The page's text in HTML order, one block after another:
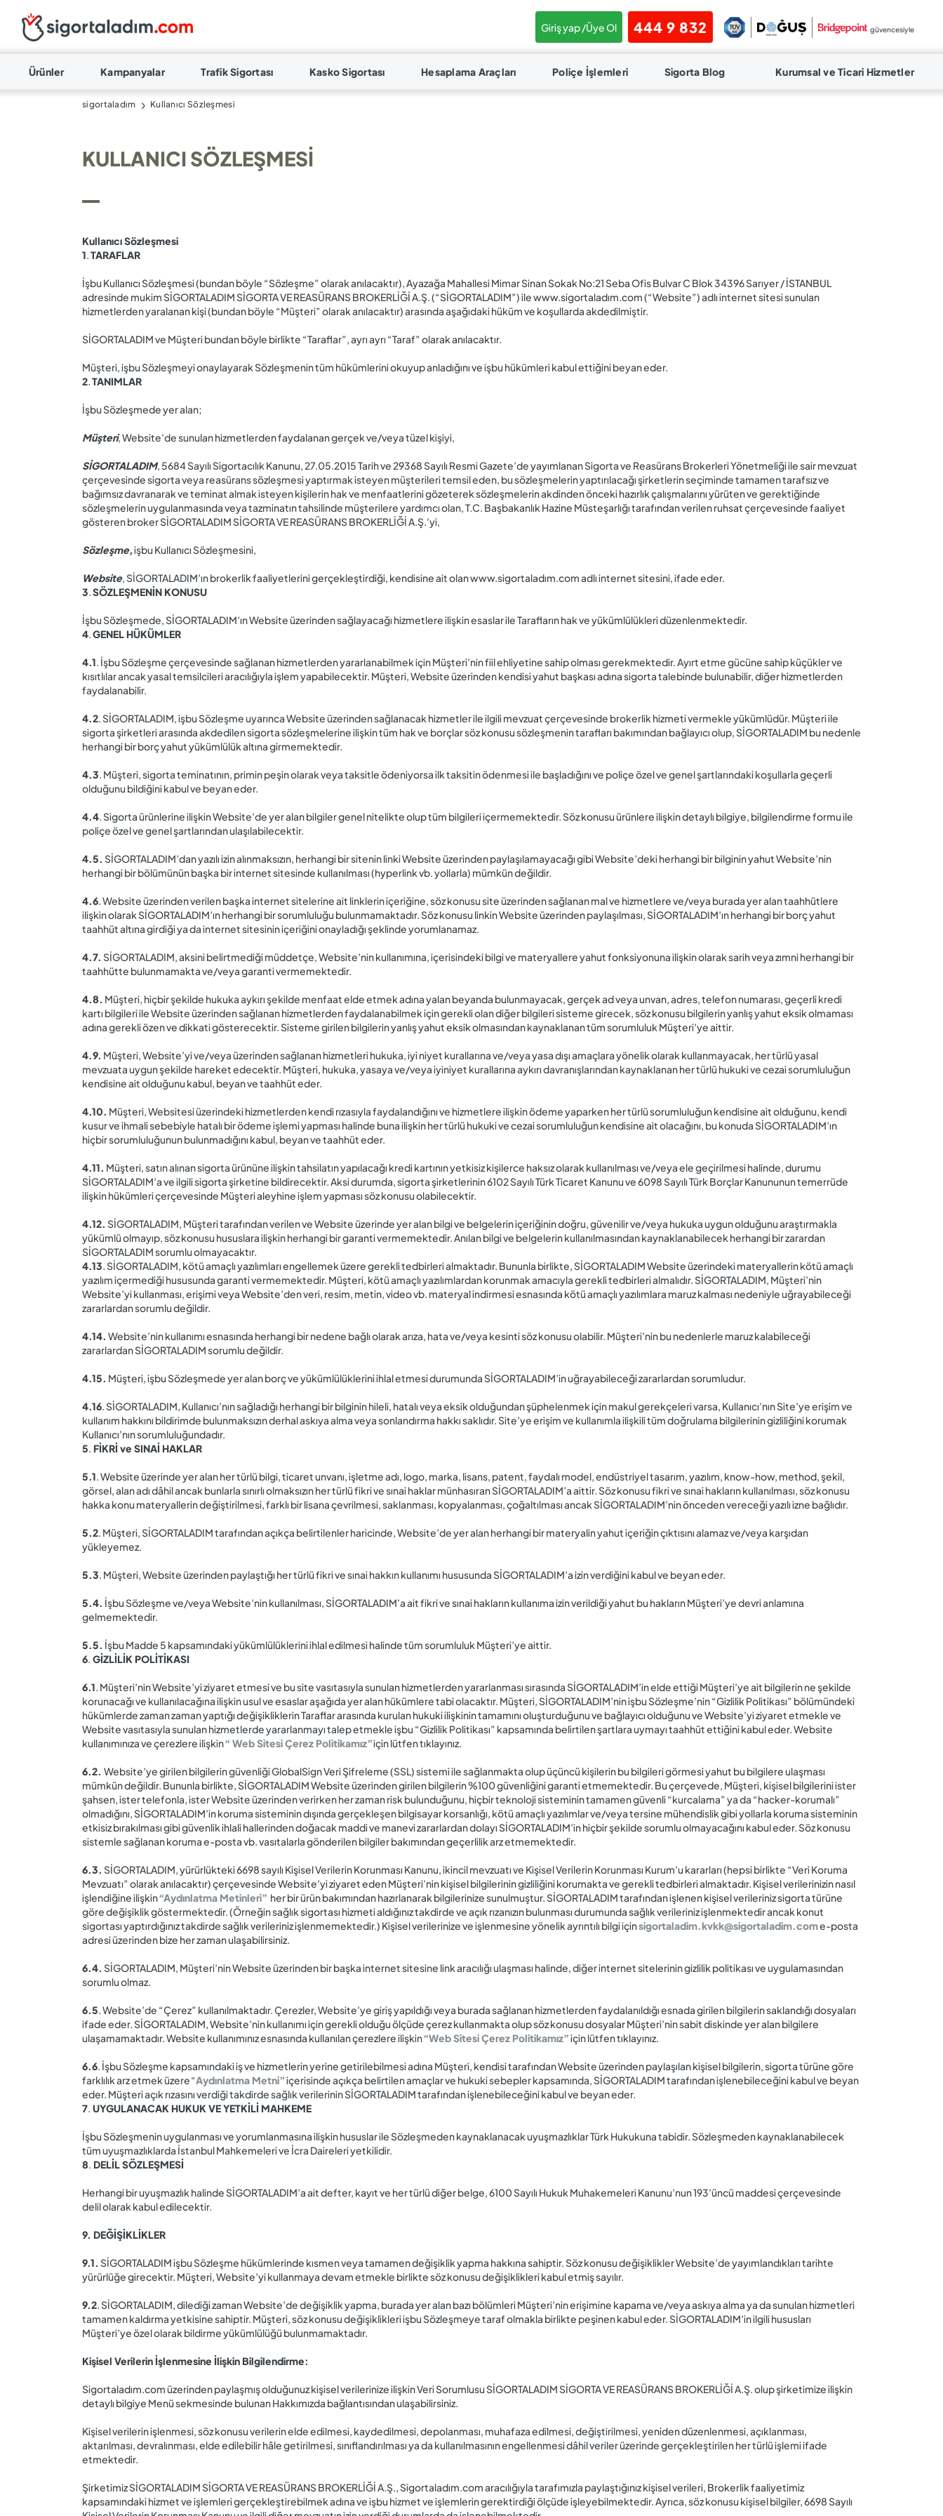
Giriş yap /Üye Ol 444 9 832 güvencesiyle
Ürünler Kampanyalar Trafik Sigortası Kasko Sigortası Hesaplama Araçları Poliçe İşlemleri Sigorta Blog Kurumsal ve Ticari Hizmetler
sigortaladım Kullanıcı Sözleşmesi
KULLANICI SÖZLEŞMESI
Kullanıcı Sözleşmesi
1.TARAFLAR
İşbu Kullanıcı Sözleşmesi (bundan böyle “Sözleşme” olarak anılacaktır), Ayazağa Mahallesi Mimar Sinan Sokak No:21 Seba Ofis Bulvar C Blok 34396 Sarıyer / İSTANBUL
adresinde mukim SİGORTALADIM SİGORTA VE REASÜRANS BROKERLİĞİ A.Ş. (“SİGORTALADIM”) ile www.sigortaladım.com (“Website”) adlı internet sitesi sunulan
hizmetlerden yaralanan kişi (bundan böyle “Müşteri” olarak anılacaktır) arasında aşağıdaki hüküm ve koşullarda akdedilmiştir.
SİGORTALADIM ve Müşteri bundan böyle birlikte “Taraflar”, ayrı ayrı “Taraf” olarak anılacaktır.
Müşteri, işbu Sözleşmeyi onaylayarak Sözleşmenin tüm hükümlerini okuyup anladığını ve işbu hükümleri kabul ettiğini beyan eder.
2.TANIMLAR
İşbu Sözleşmede yer alan;
Müşteri, Website’de sunulan hizmetlerden faydalanan gerçek ve/veya tüzel kişiyi,
SİGORTALADIM, 5684 Sayılı Sigortacılık Kanunu, 27.05.2015 Tarih ve 29368 Sayılı Resmi Gazete’de yayımlanan Sigorta ve Reasürans Brokerleri Yönetmeliği ile sair mevzuat
çerçevesinde sigorta veya reasürans sözleşmesi yaptırmak isteyen müşterileri temsil eden, bu sözleşmelerin yaptırılacağı şirketlerin seçiminde tamamen tarafsız ve
bağımsız davranarak ve teminat almak isteyen kişilerin hak ve menfaatlerini gözeterek sözleşmelerin akdinden önceki hazırlık çalışmalarını yürüten ve gerektiğinde
sözleşmelerin uygulanmasında veya tazminatın tahsilinde müşterilere yardımcı olan, T.C. Başbakanlık Hazine Müsteşarlığı tarafından verilen ruhsat çerçevesinde faaliyet
gösteren broker SİGORTALADIM SİGORTA VE REASÜRANS BROKERLİĞİ A.Ş.’yi,
Sözleşme,işbu Kullanıcı Sözleşmesini,
Website, SİGORTALADIM’ın brokerlik faaliyetlerini gerçekleştirdiği, kendisine ait olan www.sigortaladım.com adlı internet sitesini, ifade eder.
3.SÖZLEŞMENİN KONUSU
İşbu Sözleşmede, SİGORTALADIM’ın Website üzerinden sağlayacağı hizmetlere ilişkin esaslar ile Tarafların hak ve yükümlülükleri düzenlenmektedir.
4.GENEL HÜKÜMLER
4.1. İşbu Sözleşme çerçevesinde sağlanan hizmetlerden yararlanabilmek için Müşteri’nin fiil ehliyetine sahip olması gerekmektedir. Ayırt etme gücüne sahip küçükler ve
kısıtlılar ancak yasal temsilcileri aracılığıyla işlem yapabilecektir. Müşteri, Website üzerinden kendisi yahut başkası adına sigorta talebinde bulunabilir, diğer hizmetlerden
faydalanabilir.
4.2. SİGORTALADIM, işbu Sözleşme uyarınca Website üzerinden sağlanacak hizmetler ile ilgili mevzuat çerçevesinde brokerlik hizmeti vermekle yükümlüdür. Müşteri ile
sigorta şirketleri arasında akdedilen sigorta sözleşmelerine ilişkin tüm hak ve borçlar söz konusu sözleşmenin tarafları bakımından bağlayıcı olup, SİGORTALADIM bu nedenle
herhangi bir borç yahut yükümlülük altına girmemektedir.
4.3. Müşteri, sigorta teminatının, primin peşin olarak veya taksitle ödeniyorsa ilk taksitin ödenmesi ile başladığını ve poliçe özel ve genel şartlarındaki koşullarla geçerli
olduğunu bildiğini kabul ve beyan eder.
4.4. Sigorta ürünlerine ilişkin Website’de yer alan bilgiler genel nitelikte olup tüm bilgileri içermemektedir. Söz konusu ürünlere ilişkin detaylı bilgiye, bilgilendirme formu ile
poliçe özel ve genel şartlarından ulaşılabilecektir.
4.5. SİGORTALADIM’dan yazılı izin alınmaksızın, herhangi bir sitenin linki Website üzerinden paylaşılamayacağı gibi Website’deki herhangi bir bilginin yahut Website’nin
herhangi bir bölümünün başka bir internet sitesinde kullanılması (hyperlink vb. yollarla) mümkün değildir.
4.6. Website üzerinden verilen başka internet sitelerine ait linklerin içeriğine, söz konusu site üzerinden sağlanan mal ve hizmetlere ve/veya burada yer alan taahhütlere
ilişkin olarak SİGORTALADIM’ın herhangi bir sorumluluğu bulunmamaktadır. Söz konusu linkin Website üzerinden paylaşılması, SİGORTALADIM’ın herhangi bir borç yahut
taahhüt altına girdiği ya da internet sitesinin içeriğini onayladığı şeklinde yorumlanamaz.
4.7. SİGORTALADIM, aksini belirtmediği müddetçe, Website’nin kullanımına, içerisindeki bilgi ve materyallere yahut fonksiyonuna ilişkin olarak sarih veya zımni herhangi bir
taahhütte bulunmamakta ve/veya garanti vermemektedir.
4.8. Müşteri, hiçbir şekilde hukuka aykırı şekilde menfaat elde etmek adına yalan beyanda bulunmayacak, gerçek ad veya unvan, adres, telefon numarası, geçerli kredi
kartı bilgileri ile Website üzerinden sağlanan hizmetlerden faydalanabilmek için gerekli olan diğer bilgileri sisteme girecek, söz konusu bilgilerin yanlış yahut eksik olmaması
adına gerekli özen ve dikkati gösterecektir. Sisteme girilen bilgilerin yanlış yahut eksik olmasından kaynaklanan tüm sorumluluk Müşteri’ye aittir.
4.9. Müşteri, Website’yi ve/veya üzerinden sağlanan hizmetleri hukuka, iyi niyet kurallarına ve/veya yasa dışı amaçlara yönelik olarak kullanmayacak, her türlü yasal
mevzuata uygun şekilde hareket edecektir. Müşteri, hukuka, yasaya ve/veya iyiniyet kurallarına aykırı davranışlarından kaynaklanan her türlü hukuki ve cezai sorumluluğun
kendisine ait olduğunu kabul, beyan ve taahhüt eder.
4.10. Müşteri, Websitesi üzerindeki hizmetlerden kendi rızasıyla faydalandığını ve hizmetlere ilişkin ödeme yaparken her türlü sorumluluğun kendisine ait olduğunu, kendi
kusur ve ihmali sebebiyle hatalı bir ödeme işlemi yapması halinde buna ilişkin her türlü hukuki ve cezai sorumluluğun kendisine ait olacağını, bu konuda SİGORTALADIM’ın
hiçbir sorumluluğunun bulunmadığını kabul, beyan ve taahhüt eder.
4.11. Müşteri, satın alınan sigorta ürününe ilişkin tahsilatın yapılacağı kredi kartının yetkisiz kişilerce haksız olarak kullanılması ve/veya ele geçirilmesi halinde, durumu
SİGORTALADIM’a ve ilgili sigorta şirketine bildirecektir. Aksi durumda, sigorta şirketlerinin 6102 Sayılı Türk Ticaret Kanunu ve 6098 Sayılı Türk Borçlar Kanununun temerrüde
ilişkin hükümleri çerçevesinde Müşteri aleyhine işlem yapması söz konusu olabilecektir.
4.12. SİGORTALADIM, Müşteri tarafından verilen ve Website üzerinde yer alan bilgi ve belgelerin içeriğinin doğru, güvenilir ve/veya hukuka uygun olduğunu araştırmakla
yükümlü olmayıp, söz konusu hususlara ilişkin herhangi bir garanti vermemektedir. Anılan bilgi ve belgelerin kullanılmasından kaynaklanabilecek herhangi bir zarardan
SİGORTALADIM sorumlu olmayacaktır.
4.13. SİGORTALADIM, kötü amaçlı yazılımları engellemek üzere gerekli tedbirleri almaktadır. Bununla birlikte, SİGORTALADIM Website üzerindeki materyallerin kötü amaçlı
yazılım içermediği hususunda garanti vermemektedir. Müşteri, kötü amaçlı yazılımlardan korunmak amacıyla gerekli tedbirleri almalıdır. SİGORTALADIM, Müşteri’nin
Website’yi kullanması, erişimi veya Website’den veri, resim, metin, video vb. materyal indirmesi esnasında kötü amaçlı yazılımlara maruz kalması nedeniyle uğrayabileceği
zararlardan sorumlu değildir.
4.14. Website’nin kullanımı esnasında herhangi bir nedene bağlı olarak arıza, hata ve/veya kesinti söz konusu olabilir. Müşteri’nin bu nedenlerle maruz kalabileceği
zararlardan SİGORTALADIM sorumlu değildir.
4.15. Müşteri, işbu Sözleşmede yer alan borç ve yükümlülüklerini ihlal etmesi durumunda SİGORTALADIM’in uğrayabileceği zararlardan sorumludur.
4.16. SİGORTALADIM, Kullanıcı’nın sağladığı herhangi bir bilginin hileli, hatalı veya eksik olduğundan şüphelenmek için makul gerekçeleri varsa, Kullanıcı’nın Site’ye erişim ve
kullanım hakkını bildirimde bulunmaksızın derhal askıya alma veya sonlandırma hakkı saklıdır. Site’ye erişim ve kullanımla ilişkili tüm doğrulama bilgilerinin gizliliğini korumak
Kullanıcı’nın sorumluluğundadır.
5. FİKRİ ve SINAİ HAKLAR
5.1. Website üzerinde yer alan her türlü bilgi, ticaret unvanı, işletme adı, logo, marka, lisans, patent, faydalı model, endüstriyel tasarım, yazılım, know-how, method, şekil,
görsel, alan adı dâhil ancak bunlarla sınırlı olmaksızın her türlü fikri ve sınai haklar münhasıran SİGORTALADIM’a aittir. Söz konusu fikri ve sınai hakların kullanılması, söz konusu
hakka konu materyallerin değiştirilmesi, farklı bir lisana çevrilmesi, saklanması, kopyalanması, çoğaltılması ancak SİGORTALADIM’nin önceden vereceği yazılı izne bağlıdır.
5.2. Müşteri, SİGORTALADIM tarafından açıkça belirtilenler haricinde, Website’de yer alan herhangi bir materyalin yahut içeriğin çıktısını alamaz ve/veya karşıdan
yükleyemez.
5.3. Müşteri, Website üzerinden paylaştığı her türlü fikri ve sınai hakkın kullanımı hususunda SİGORTALADIM’a izin verdiğini kabul ve beyan eder.
5.4. İşbu Sözleşme ve/veya Website’nin kullanılması, SİGORTALADIM’a ait fikri ve sınai hakların kullanıma izin verildiği yahut bu hakların Müşteri’ye devri anlamına
gelmemektedir.
5.5. İşbu Madde 5 kapsamındaki yükümlülüklerini ihlal edilmesi halinde tüm sorumluluk Müşteri’ye aittir.
6. GİZLİLİK POLİTİKASI
6.1. Müşteri’nin Website’yi ziyaret etmesi ve bu site vasıtasıyla sunulan hizmetlerden yararlanması sırasında SİGORTALADIM’in elde ettiği Müşteri’ye ait bilgilerin ne şekilde
korunacağı ve kullanılacağına ilişkin usul ve esaslar aşağıda yer alan hükümlere tabi olacaktır. Müşteri, SİGORTALADIM’nin işbu Sözleşme’nin “Gizlilik Politikası” bölümündeki
hükümlerde zaman zaman yaptığı değişikliklerin Taraflar arasında kurulan hukuki ilişkinin tamamını oluşturduğunu ve bağlayıcı olduğunu ve Website’yi ziyaret etmekle ve
Website vasıtasıyla sunulan hizmetlerde yararlanmayı talep etmekle işbu “Gizlilik Politikası” kapsamında belirtilen şartlara uymayı taahhüt ettiğini kabul eder. Website
kullanımınıza ve çerezlere ilişkin“ Web Sitesi Çerez Politikamız”için lütfen tıklayınız.
6.2. Website’ye girilen bilgilerin güvenliği GlobalSign Veri Şifreleme (SSL) sistemi ile sağlanmakta olup üçüncü kişilerin bu bilgileri görmesi yahut bu bilgilere ulaşması
mümkün değildir. Bununla birlikte, SİGORTALADIM Website üzerinden girilen bilgilerin %100 güvenliğini garanti etmemektedir. Bu çerçevede, Müşteri, kişisel bilgilerini ister
şahsen, ister telefonla, ister Website üzerinden verirken her zaman risk bulunduğunu, hiçbir teknoloji sisteminin tamamen güvenli “kurcalama” ya da “hacker-korumalı”
olmadığını, SİGORTALADIM’in koruma sisteminin dışında gerçekleşen bilgisayar korsanlığı, kötü amaçlı yazılımlar ve/veya tersine mühendislik gibi yollarla koruma sisteminin
etkisiz bırakılması gibi güvenlik ihlali hallerinden doğacak maddi ve manevi zararlardan dolayı SİGORTALADIM’in hiçbir şekilde sorumlu olmayacağını kabul eder. Söz konusu
sistemle sağlanan koruma e-posta vb. vasıtalarla gönderilen bilgiler bakımından geçerlilik arz etmemektedir.
6.3. SİGORTALADIM, yürürlükteki 6698 sayılı Kişisel Verilerin Korunması Kanunu, ikincil mevzuatı ve Kişisel Verilerin Korunması Kurum’u kararları (hepsi birlikte “Veri Koruma
Mevzuatı” olarak anılacaktır) çerçevesinde Website’yi ziyaret eden Müşteri’nin kişisel bilgilerinin gizliliğini korumakta ve gerekli tedbirleri almaktadır. Kişisel verilerinizin nasıl
işlendiğine ilişkin“Aydınlatma Metinleri” her bir ürün bakımından hazırlanarak bilgilerinize sunulmuştur. SİGORTALADIM tarafından işlenen kişisel verileriniz sigorta türüne
göre değişiklik göstermektedir. (Örneğin sağlık sigortası hizmeti aldığınız takdirde ve açık rızanızın bulunması durumunda sağlık verileriniz işlenmektedir ancak konut
sigortası yaptırdığınız takdirde sağlık verileriniz işlenmemektedir.) Kişisel verilerinize ve işlenmesine yönelik ayrıntılı bilgi içinsigortaladim.kvkk@sigortaladim.come-posta
adresi üzerinden bize her zaman ulaşabilirsiniz.
6.4. SİGORTALADIM, Müşteri’nin Website üzerinden bir başka internet sitesine link aracılığı ulaşması halinde, diğer internet sitelerinin gizlilik politikası ve uygulamasından
sorumlu olmaz.
6.5. Website’de “Çerez” kullanılmaktadır. Çerezler, Website’ye giriş yapıldığı veya burada sağlanan hizmetlerden faydalanıldığı esnada girilen bilgilerin saklandığı dosyaları
ifade eder. SİGORTALADIM, Website’nin kullanımı için gerekli olduğu ölçüde çerez kullanmakta olup söz konusu dosyalar Müşteri’nin sabit diskinde yer alan bilgilere
ulaşamamaktadır. Website kullanımınız esnasında kullanılan çerezlere ilişkin“Web Sitesi Çerez Politikamız”için lütfen tıklayınız.
6.6. İşbu Sözleşme kapsamındaki iş ve hizmetlerin yerine getirilebilmesi adına Müşteri, kendisi tarafından Website üzerinden paylaşılan kişisel bilgilerin, sigorta türüne göre
farklılık arz etmek üzere “Aydınlatma Metni”içerisinde açıkça belirtilen amaçlar ve hukuki sebepler kapsamında, SİGORTALADIM tarafından işlenebileceğini kabul ve beyan
eder. Müşteri açık rızasını verdiği takdirde sağlık verilerinin SİGORTALADIM tarafından işlenebileceğini kabul ve beyan eder.
7. UYGULANACAK HUKUK VE YETKİLİ MAHKEME
İşbu Sözleşmenin uygulanması ve yorumlanmasına ilişkin hususlar ile Sözleşmeden kaynaklanacak uyuşmazlıklar Türk Hukukuna tabidir. Sözleşmeden kaynaklanabilecek
tüm uyuşmazlıklarda İstanbul Mahkemeleri ve İcra Daireleri yetkilidir.
8. DELİL SÖZLEŞMESİ
Herhangi bir uyuşmazlık halinde SİGORTALADIM’a ait defter, kayıt ve her türlü diğer belge, 6100 Sayılı Hukuk Muhakemeleri Kanunu’nun 193’üncü maddesi çerçevesinde
delil olarak kabul edilecektir.
9. DEĞİŞİKLİKLER
9.1. SİGORTALADIM işbu Sözleşme hükümlerinde kısmen veya tamamen değişiklik yapma hakkına sahiptir. Söz konusu değişiklikler Website’de yayımlandıkları tarihte
yürürlüğe girecektir. Müşteri, Website’yi kullanmaya devam etmekle birlikte söz konusu değişiklikleri kabul etmiş sayılır.
9.2. SİGORTALADIM, dilediği zaman Website’de değişiklik yapma, burada yer alan bazı bölümleri Müşteri’nin erişimine kapama ve/veya askıya alma ya da sunulan hizmetleri
tamamen kaldırma yetkisine sahiptir. Müşteri, söz konusu değişiklikleri işbu Sözleşmeye taraf olmakla birlikte peşinen kabul eder. SİGORTALADIM’in ilgili hususları
Müşteri’ye özel olarak bildirme yükümlülüğü bulunmamaktadır.
Kişisel Verilerin İşlenmesine İlişkin Bilgilendirme:
Sigortaladım.com üzerinden paylaşmış olduğunuz kişisel verilerinize ilişkin Veri Sorumlusu SİGORTALADIM SİGORTA VE REASÜRANS BROKERLİĞİ A.Ş. olup şirketimize ilişkin
detaylı bilgiye Menü sekmesinde bulunan Hakkımızda bağlantısından ulaşabilirsiniz.
Kişisel verilerin işlenmesi, söz konusu verilerin elde edilmesi, kaydedilmesi, depolanması, muhafaza edilmesi, değiştirilmesi, yeniden düzenlenmesi, açıklanması,
aktarılması, devralınması, elde edilebilir hâle getirilmesi, sınıflandırılması ya da kullanılmasının engellenmesi dâhil veriler üzerinde gerçekleştirilen her türlü işlemi ifade
etmektedir.
Şirketimiz SİGORTALADIM SİGORTA VE REASÜRANS BROKERLİĞİ A.Ş., Sigortaladım.com aracılığıyla tarafımızla paylaştığınız kişisel verileri, Brokerlik faaliyetimiz
kapsamındaki hizmet ve işlemleri gerçekleştirebilmek adına ve işbu hizmet ve işlemlerin gerektirdiği ölçüde işleyebilmektedir. Ayrıca, söz konusu kişisel bilgiler, 6698 Sayılı